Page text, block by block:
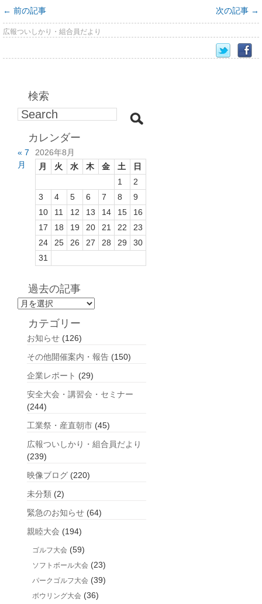
← 前の記事 次の記事 →
広報ついしかり・組合員だより
検索
カレンダー
2026年8月
月
火 水 木 金 土
日
1
2
3
4 5 6 7 8
9
10
11 12 13 14 15
16
17
18 19 20 21 22
23
24
25 26 27 28 29
30
31
« 7
月
過去の記事
過
カテゴリー
お知らせ (126)
その他開催案内・報告 (150)
企業レポート (29)
安全大会・講習会・セミナー
(244)
工業祭・産直朝市 (45)
広報ついしかり・組合員だより
(239)
映像ブログ (220)
未分類 (2)
緊急のお知らせ (64)
親睦大会 (194)
ゴルフ大会 (59)
ソフトボール大会 (23)
パークゴルフ大会 (39)
ボウリング大会 (36)